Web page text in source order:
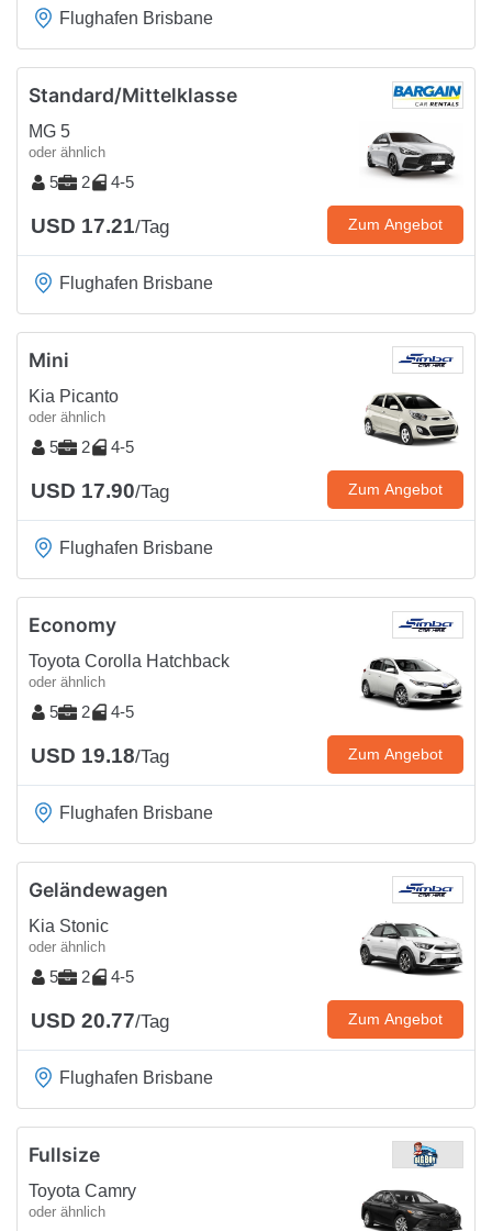
Flughafen Brisbane
Standard/Mittelklasse
MG 5
oder ähnlich
5 2 4-5
USD 17.21/Tag Zum Angebot
Flughafen Brisbane
Mini
Kia Picanto
oder ähnlich
5 2 4-5
USD 17.90/Tag Zum Angebot
Flughafen Brisbane
Economy
Toyota Corolla Hatchback
oder ähnlich
5 2 4-5
USD 19.18/Tag Zum Angebot
Flughafen Brisbane
Geländewagen
Kia Stonic
oder ähnlich
5 2 4-5
USD 20.77/Tag Zum Angebot
Flughafen Brisbane
Fullsize
Toyota Camry
oder ähnlich